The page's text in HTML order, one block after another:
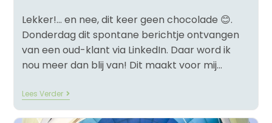
Lekker!... en nee, dit keer geen chocolade 😊.
Donderdag dit spontane berichtje ontvangen
van een oud-klant via LinkedIn. Daar word ik
nou meer dan blij van! Dit maakt voor mij…
Lees Verder